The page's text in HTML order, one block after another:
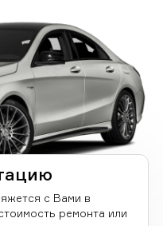
с Вами в
ремонта или